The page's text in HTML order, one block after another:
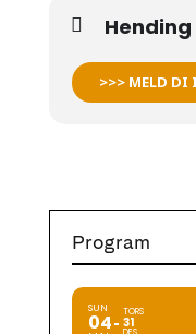
>>> MELD DI
Program
SUN
04 TORS
31